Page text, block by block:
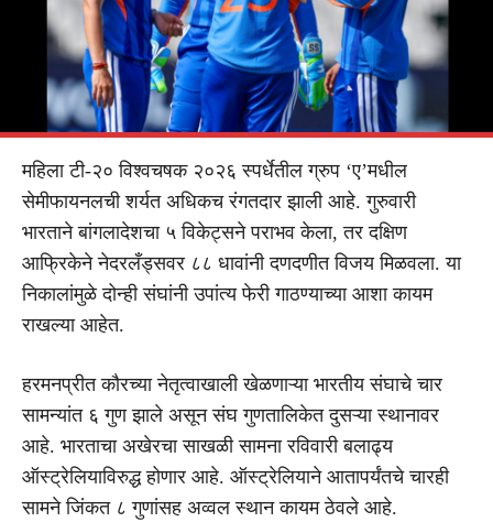
महिला टी-२० विश्वचषक २०२६ स्पर्धेतील ग्रुप ‘ए’मधील
सेमीफायनलची शर्यत अधिकच रंगतदार झाली आहे. गुरुवारी
भारताने बांगलादेशचा ५ विकेट्सने पराभव केला, तर दक्षिण
आफ्रिकेने नेदरलँड्सवर ८८ धावांनी दणदणीत विजय मिळवला. या
निकालांमुळे दोन्ही संघांनी उपांत्य फेरी गाठण्याच्या आशा कायम
राखल्या आहेत.
हरमनप्रीत कौरच्या नेतृत्वाखाली खेळणाऱ्या भारतीय संघाचे चार
सामन्यांत ६ गुण झाले असून संघ गुणतालिकेत दुसऱ्या स्थानावर
आहे. भारताचा अखेरचा साखळी सामना रविवारी बलाढ्य
ऑस्ट्रेलियाविरुद्ध होणार आहे. ऑस्ट्रेलियाने आतापर्यंतचे चारही
सामने जिंकत ८ गुणांसह अव्वल स्थान कायम ठेवले आहे.